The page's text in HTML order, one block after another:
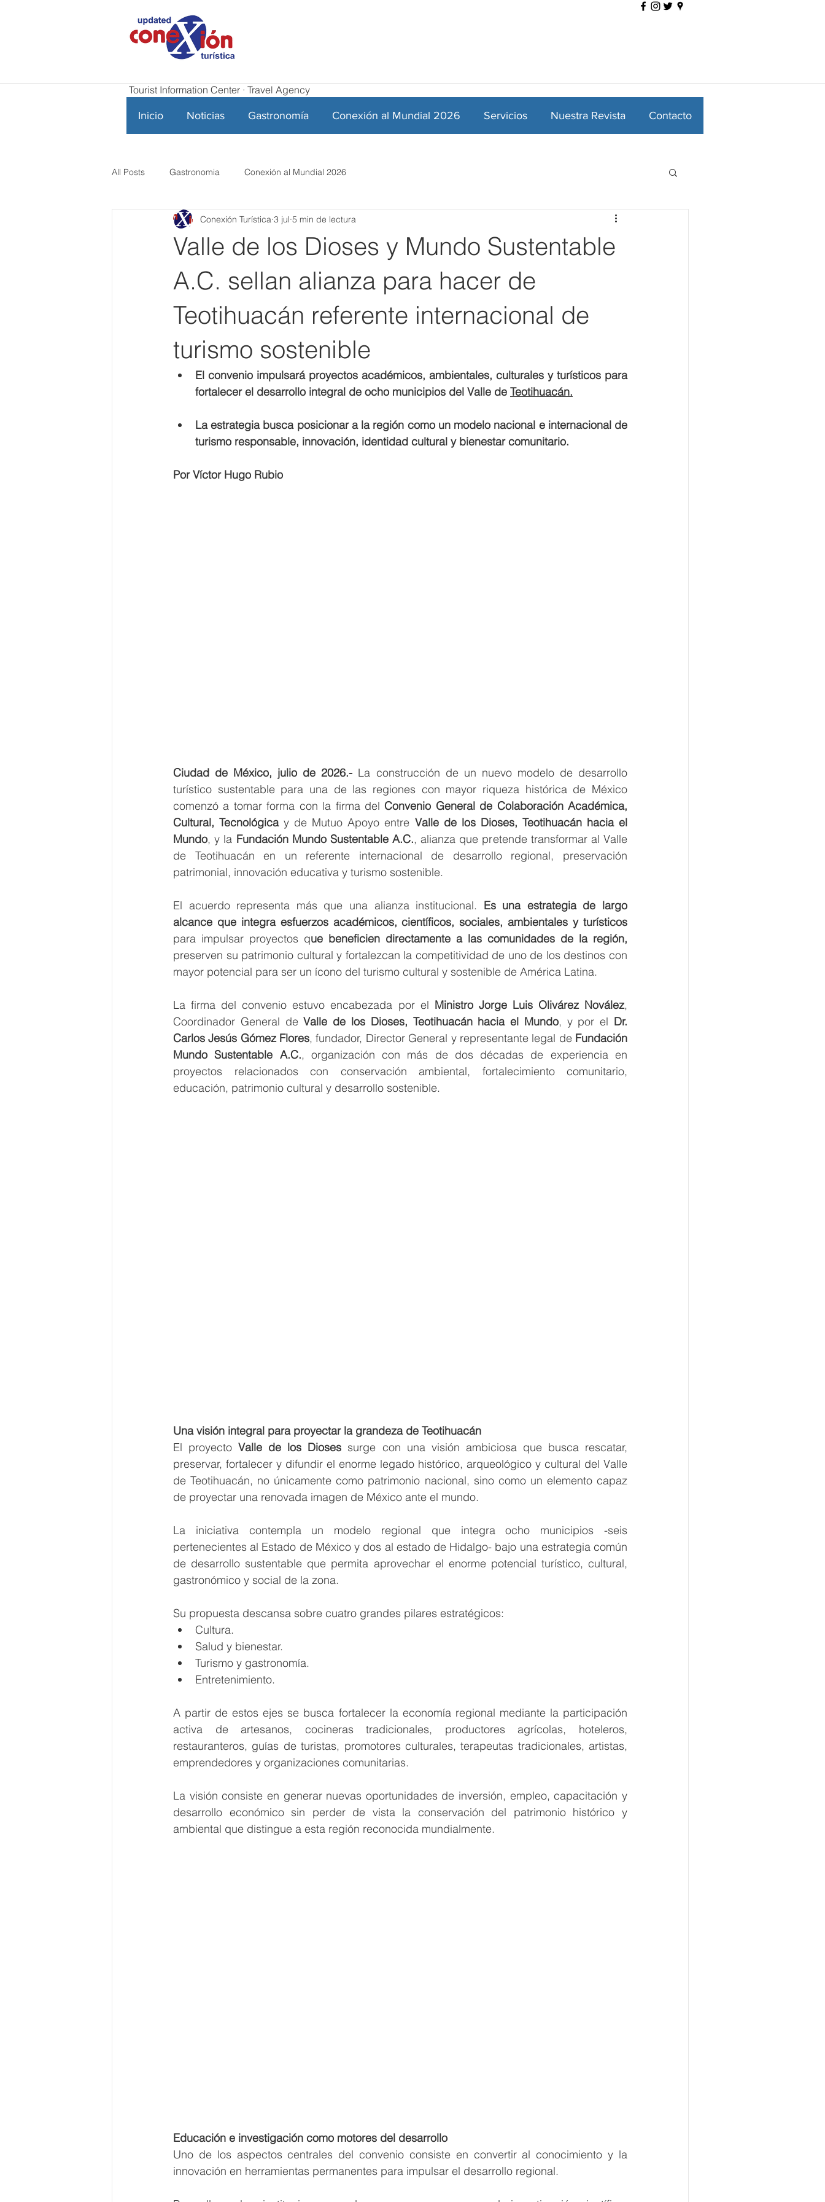
Tourist Information Center · Travel Agency
Inicio Noticias Gastronomía Conexión al Mundial 2026 Servicios Nuestra Revista Contacto
All Posts Gastronomia Conexión al Mundial 2026
Valle de los Dioses y Mundo Sustentable
A.C. sellan alianza para hacer de
Teotihuacán referente internacional de
turismo sostenible
Conexión Turística 3 jul 5 min de lectura
El convenio impulsará proyectos académicos, ambientales, culturales y turísticos para
fortalecer el desarrollo integral de ocho municipios del Valle de Teotihuacán.
La estrategia busca posicionar a la región como un modelo nacional e internacional de
turismo responsable, innovación, identidad cultural y bienestar comunitario.
Por Víctor Hugo Rubio
Ciudad de México, julio de 2026.- La construcción de un nuevo modelo de desarrollo
turístico sustentable para una de las regiones con mayor riqueza histórica de México
comenzó a tomar forma con la firma del Convenio General de Colaboración Académica,
Cultural, Tecnológica y de Mutuo Apoyo entre Valle de los Dioses, Teotihuacán hacia el
Mundo, y la Fundación Mundo Sustentable A.C., alianza que pretende transformar al Valle
de Teotihuacán en un referente internacional de desarrollo regional, preservación
patrimonial, innovación educativa y turismo sostenible.
El acuerdo representa más que una alianza institucional. Es una estrategia de largo
para impulsar proyectos que beneficien directamente a las comunidades de la región,
preserven su patrimonio cultural y fortalezcan la competitividad de uno de los destinos con
mayor potencial para ser un ícono del turismo cultural y sostenible de América Latina.
La firma del convenio estuvo encabezada por el Ministro Jorge Luis Olivárez Novález,
Coordinador General de Valle de los Dioses, Teotihuacán hacia el Mundo, y por el Dr.
Carlos Jesús Gómez Flores, fundador, Director General y representante legal de Fundación
Mundo Sustentable A.C., organización con más de dos décadas de experiencia en
proyectos relacionados con conservación ambiental, fortalecimiento comunitario,
educación, patrimonio cultural y desarrollo sostenible.
Una visión integral para proyectar la grandeza de Teotihuacán
El proyecto Valle de los Dioses surge con una visión ambiciosa que busca rescatar,
preservar, fortalecer y difundir el enorme legado histórico, arqueológico y cultural del Valle
de Teotihuacán, no únicamente como patrimonio nacional, sino como un elemento capaz
de proyectar una renovada imagen de México ante el mundo.
La iniciativa contempla un modelo regional que integra ocho municipios -seis
pertenecientes al Estado de México y dos al estado de Hidalgo- bajo una estrategia común
de desarrollo sustentable que permita aprovechar el enorme potencial turístico, cultural,
gastronómico y social de la zona.
Su propuesta descansa sobre cuatro grandes pilares estratégicos:
Cultura.
Salud y bienestar.
Turismo y gastronomía.
Entretenimiento.
A partir de estos ejes se busca fortalecer la economía regional mediante la participación
activa de artesanos, cocineras tradicionales, productores agrícolas, hoteleros,
restauranteros, guías de turistas, promotores culturales, terapeutas tradicionales, artistas,
emprendedores y organizaciones comunitarias.
La visión consiste en generar nuevas oportunidades de inversión, empleo, capacitación y
desarrollo económico sin perder de vista la conservación del patrimonio histórico y
ambiental que distingue a esta región reconocida mundialmente.
Educación e investigación como motores del desarrollo
Uno de los aspectos centrales del convenio consiste en convertir al conocimiento y la
innovación en herramientas permanentes para impulsar el desarrollo regional.